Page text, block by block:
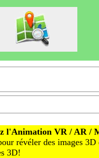
l'Animation VR / AR /
révéler des images 3D
3D!